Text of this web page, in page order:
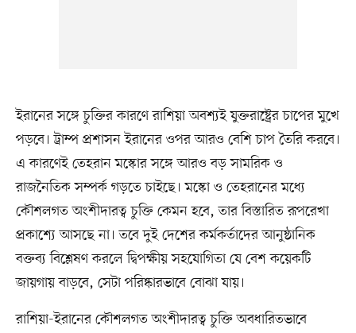
ইরানের সঙ্গে চুক্তির কারণে রাশিয়া অবশ্যই যুক্তরাষ্ট্রের চাপের মুখে
পড়বে। ট্রাম্প প্রশাসন ইরানের ওপর আরও বেশি চাপ তৈরি করবে।
এ কারণেই তেহরান মস্কোর সঙ্গে আরও বড় সামরিক ও
রাজনৈতিক সম্পর্ক গড়তে চাইছে। মস্কো ও তেহরানের মধ্যে
কৌশলগত অংশীদারত্ব চুক্তি কেমন হবে, তার বিস্তারিত রূপরেখা
প্রকাশ্যে আসছে না। তবে দুই দেশের কর্মকর্তাদের আনুষ্ঠানিক
বক্তব্য বিশ্লেষণ করলে দ্বিপক্ষীয় সহযোগিতা যে বেশ কয়েকটি
জায়গায় বাড়বে, সেটা পরিষ্কারভাবে বোঝা যায়।
রাশিয়া-ইরানের কৌশলগত অংশীদারত্ব চুক্তি অবধারিতভাবে